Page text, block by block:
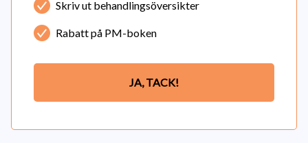
Skriv ut behandlingsöversikter
Rabatt på PM-boken
JA, TACK!